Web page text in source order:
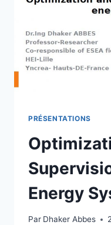
PRÉSENTATIONS
Energy
Par Dhaker Abbes